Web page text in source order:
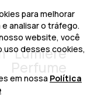
Lumiere
para melhorar
analisar o tráfego.
website, você
uso desses cookies,
em nossa Política